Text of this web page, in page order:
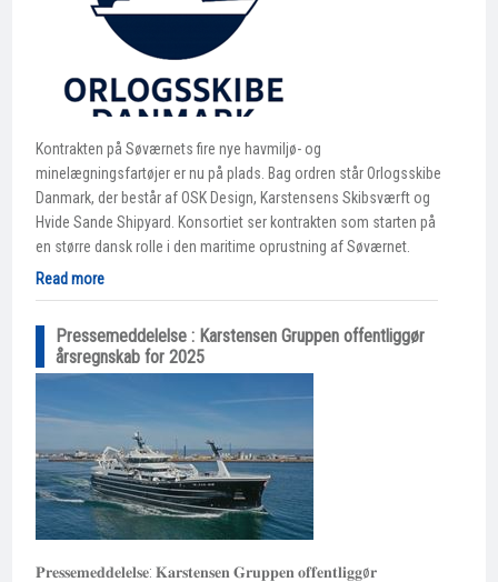
Kontrakten på Søværnets fire nye havmiljø- og
minelægningsfartøjer er nu på plads. Bag ordren står Orlogsskibe
Danmark, der består af OSK Design, Karstensens Skibsværft og
Hvide Sande Shipyard. Konsortiet ser kontrakten som starten på
en større dansk rolle i den maritime oprustning af Søværnet.
Read more
Pressemeddelelse : Karstensen Gruppen offentliggør
årsregnskab for 2025
𝐏𝐫𝐞𝐬𝐬𝐞𝐦𝐞𝐝𝐝𝐞𝐥𝐞𝐥𝐬𝐞: 𝐊𝐚𝐫𝐬𝐭𝐞𝐧𝐬𝐞𝐧 𝐆𝐫𝐮𝐩𝐩𝐞𝐧 𝐨𝐟𝐟𝐞𝐧𝐭𝐥𝐢𝐠𝐠ø𝐫